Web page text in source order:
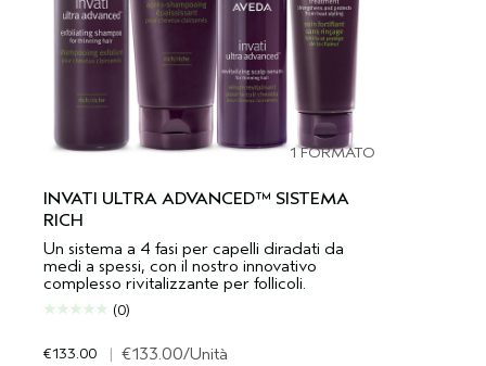
1 FORMATO
INVATI ULTRA ADVANCED™ SISTEMA
RICH
Un sistema a 4 fasi per capelli diradati da
medi a spessi, con il nostro innovativo
complesso rivitalizzante per follicoli.
(0)
€133.00 | €133.00/Unità